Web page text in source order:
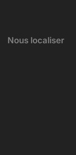
Nous localiser